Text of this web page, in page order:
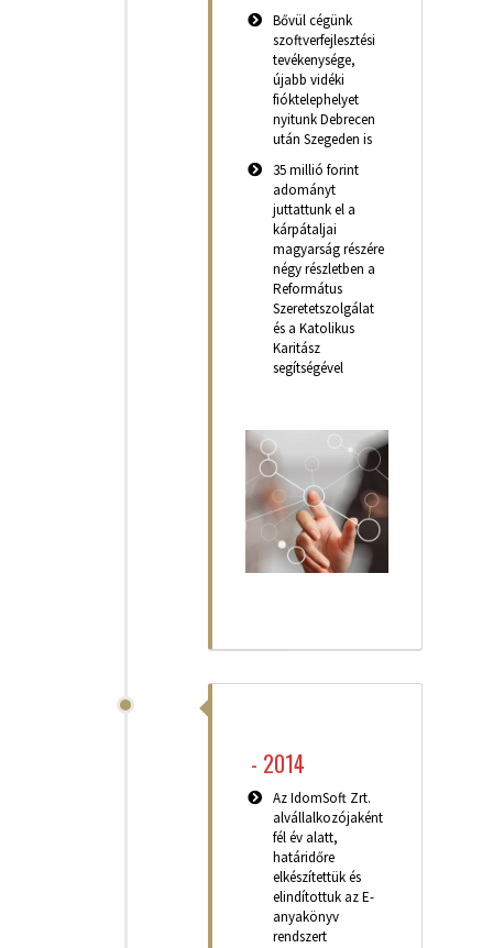
Bővül cégünk
szoftverfejlesztési
tevékenysége,
újabb vidéki
fióktelephelyet
nyitunk Debrecen
után Szegeden is
35 millió forint
adományt
juttattunk el a
kárpátaljai
magyarság részére
négy részletben a
Református
Szeretetszolgálat
és a Katolikus
Karitász
segítségével
- 2014
Az IdomSoft Zrt.
alvállalkozójaként
fél év alatt,
határidőre
elkészítettük és
elindítottuk az E-
anyakönyv
rendszert